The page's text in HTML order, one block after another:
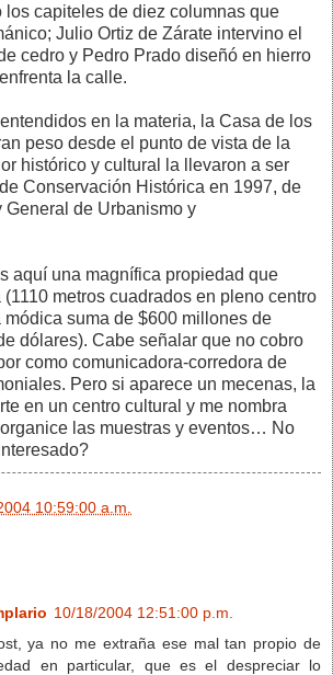
los capiteles de diez columnas que
Julio Ortiz de Zárate intervino el
cedro y Pedro Prado diseñó en hierro
la calle.
en la materia, la Casa de los
peso desde el punto de vista de la
histórico y cultural la llevaron a ser
Conservación Histórica en 1997, de
General de Urbanismo y
aquí una magnífica propiedad que
metros cuadrados en pleno centro
suma de $600 millones de
dólares). Cabe señalar que no cobro
como comunicadora-corredora de
Pero si aparece un mecenas, la
en un centro cultural y me nombra
las muestras y eventos… No
10:59:00 a.m.
10/18/2004 12:51:00 p.m.
ya no me extraña ese mal tan propio de
en particular, que es el despreciar lo